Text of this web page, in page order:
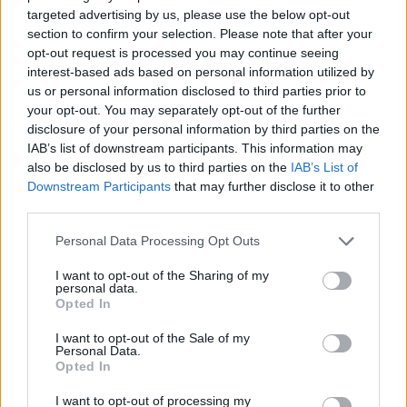
targeted advertising by us, please use the below opt-out
section to confirm your selection. Please note that after your
opt-out request is processed you may continue seeing
interest-based ads based on personal information utilized by
us or personal information disclosed to third parties prior to
your opt-out. You may separately opt-out of the further
disclosure of your personal information by third parties on the
IAB’s list of downstream participants. This information may
also be disclosed by us to third parties on the IAB’s List of
Downstream Participants that may further disclose it to other
Personal Data Processing Opt Outs
I want to opt-out of the Sharing of my
personal data.
Opted In
I want to opt-out of the Sale of my
Personal Data.
Opted In
I want to opt-out of processing my
Η νύχτα που ο Barack και η Michelle
Obama φοβήθηκαν για τη ζωή της κόρης
τους
«Δεν θα το ξεχάσω όσο ζω»: Η
συγκλονιστική εξομολόγηση
της Αγγελικής Ηλιάδη για τη
στιγμή που είδε τον Ιησού
ΧΤΕΣ
Η τραγουδίστρια περιέγραψε μέσα από
νοσοκομείο της Αρτας.